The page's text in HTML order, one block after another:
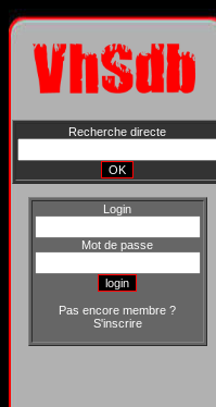
Recherche directe
Login
Mot de passe
Pas encore membre ?
S'inscrire